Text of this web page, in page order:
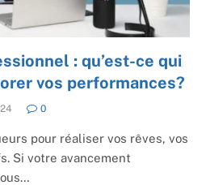
: qu’est-ce qui
vos performances?
0
pour réaliser vos rêves, vos
Si votre avancement